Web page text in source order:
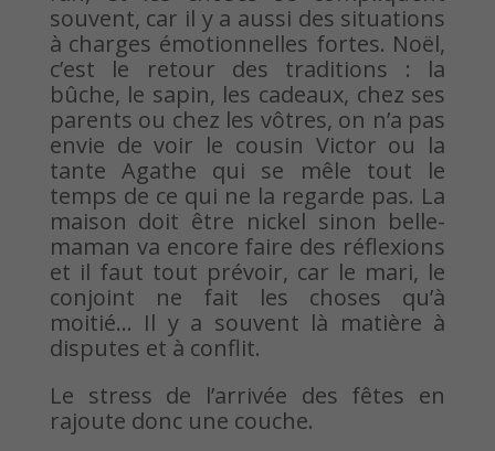
souvent, car il y a aussi des situations
à charges émotionnelles fortes. Noël,
c’est le retour des traditions : la
bûche, le sapin, les cadeaux, chez ses
parents ou chez les vôtres, on n’a pas
envie de voir le cousin Victor ou la
tante Agathe qui se mêle tout le
temps de ce qui ne la regarde pas. La
maison doit être nickel sinon belle-
maman va encore faire des réflexions
et il faut tout prévoir, car le mari, le
conjoint ne fait les choses qu’à
moitié… Il y a souvent là matière à
disputes et à conflit.
Le stress de l’arrivée des fêtes en
rajoute donc une couche.